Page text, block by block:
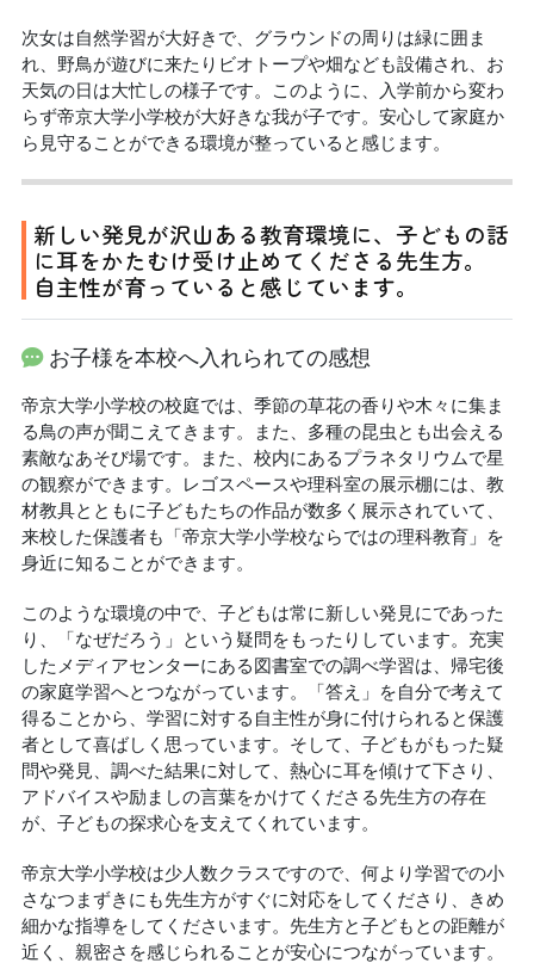
次女は自然学習が大好きで、グラウンドの周りは緑に囲ま
れ、野鳥が遊びに来たりビオトープや畑なども設備され、お
天気の日は大忙しの様子です。このように、入学前から変わ
らず帝京大学小学校が大好きな我が子です。安心して家庭か
ら見守ることができる環境が整っていると感じます。
新しい発見が沢山ある教育環境に、子どもの話
に耳をかたむけ受け止めてくださる先生方。
自主性が育っていると感じています。
お子様を本校へ入れられての感想
帝京大学小学校の校庭では、季節の草花の香りや木々に集ま
る鳥の声が聞こえてきます。また、多種の昆虫とも出会える
素敵なあそび場です。また、校内にあるプラネタリウムで星
の観察ができます。レゴスペースや理科室の展示棚には、教
材教具とともに子どもたちの作品が数多く展示されていて、
来校した保護者も「帝京大学小学校ならではの理科教育」を
身近に知ることができます。
このような環境の中で、子どもは常に新しい発見にであった
り、「なぜだろう」という疑問をもったりしています。充実
したメディアセンターにある図書室での調べ学習は、帰宅後
の家庭学習へとつながっています。「答え」を自分で考えて
得ることから、学習に対する自主性が身に付けられると保護
者として喜ばしく思っています。そして、子どもがもった疑
問や発見、調べた結果に対して、熱心に耳を傾けて下さり、
アドバイスや励ましの言葉をかけてくださる先生方の存在
が、子どもの探求心を支えてくれています。
帝京大学小学校は少人数クラスですので、何より学習での小
さなつまずきにも先生方がすぐに対応をしてくださり、きめ
細かな指導をしてくださいます。先生方と子どもとの距離が
近く、親密さを感じられることが安心につながっています。